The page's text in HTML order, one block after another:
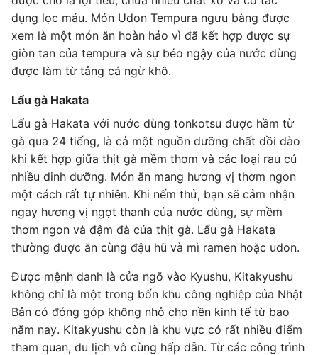
dụng lọc máu. Món Udon Tempura ngưu bàng được
xem là một món ăn hoàn hảo vì đã kết hợp được sự
giòn tan của tempura và sự béo ngậy của nước dùng
được làm từ tảng cá ngừ khô.
Lẩu gà Hakata
Lẩu gà Hakata với nước dùng tonkotsu được hầm từ
gà qua 24 tiếng, là cả một nguồn dưỡng chất dồi dào
khi kết hợp giữa thịt gà mềm thơm và các loại rau củ
nhiều dinh dưỡng. Món ăn mang hương vị thơm ngon
một cách rất tự nhiên. Khi nếm thử, bạn sẽ cảm nhận
ngay hương vị ngọt thanh của nước dùng, sự mềm
thơm ngon và đậm đà của thịt gà. Lẩu gà Hakata
thường được ăn cùng đậu hũ và mì ramen hoặc udon.
Được mệnh danh là cửa ngõ vào Kyushu, Kitakyushu
không chỉ là một trong bốn khu công nghiệp của Nhật
Bản có đóng góp không nhỏ cho nền kinh tế từ bao
năm nay. Kitakyushu còn là khu vực có rất nhiều điểm
tham quan, du lịch vô cùng hấp dẫn. Từ các công trình